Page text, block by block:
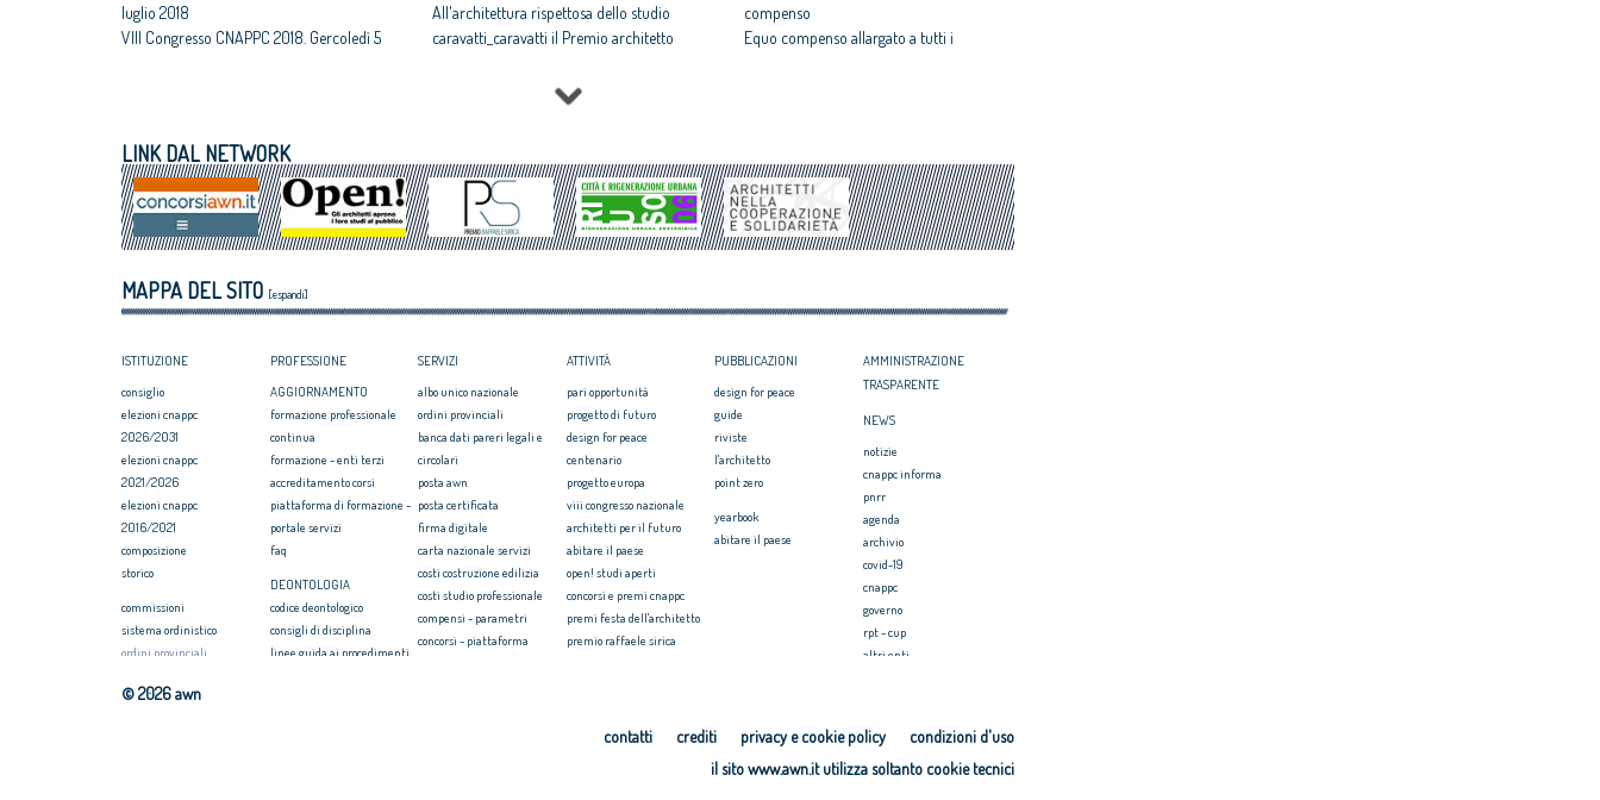
luglio 2018
VIII Congresso CNAPPC 2018. Gercoledì 5
luglio 2018
VIII Congresso CNAPPC 2018. Domenica 1
luglio 2018
All'architettura rispettosa dello studio
caravatti_caravatti il Premio architetto
Assegnati premi Architetto italiano e
Corte Europea dei Diritti dell’Uomo
Professioni: architetti, focus su
internazionalizzazione e innovazione
Architetti giovani e affermati premiati al
compenso
Equo compenso allargato a tutti i
svilito interesse pubblico'
Periferie, tutti i vincitori del concorso Cna-
Mibact per riqualificare 10 aree urbane
degradate
LINK DAL NETWORK
MAPPA DEL SITO [espandi]
ISTITUZIONE
consiglio
elezioni cnappc
2026/2031
elezioni cnappc
2021/2026
elezioni cnappc
2016/2021
composizione
storico
commissioni
sistema ordinistico
ordini provinciali
2025-2029
PROFESSIONE
AGGIORNAMENTO
formazione professionale
continua
formazione - enti terzi
accreditamento corsi
piattaforma di formazione -
portale servizi
faq
DEONTOLOGIA
codice deontologico
consigli di disciplina
linee guida ai procedimenti
SERVIZI
albo unico nazionale
ordini provinciali
banca dati pareri legali e
circolari
posta awn
posta certificata
firma digitale
carta nazionale servizi
costi costruzione edilizia
costi studio professionale
compensi - parametri
concorsi - piattaforma
ATTIVITÀ
pari opportunità
progetto di futuro
design for peace
centenario
progetto europa
viii congresso nazionale
architetti per il futuro
abitare il paese
open! studi aperti
concorsi e premi cnappc
premi festa dell'architetto
premio raffaele sirica
PUBBLICAZIONI
design for peace
guide
riviste
l'architetto
point zero
yearbook
abitare il paese
AMMINISTRAZIONE
TRASPARENTE
NEWS
notizie
cnappc informa
pnrr
agenda
archivio
covid-19
cnappc
governo
rpt - cup
altri enti
PRESS
comunicati stampa
© 2026 awn
condizioni d'uso
privacy e cookie policy
crediti
contatti
il sito www.awn.it utilizza soltanto cookie tecnici